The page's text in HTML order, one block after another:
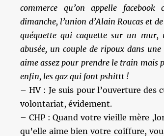
commerce qu’on appelle
dimanche, l’union d’Alain Roucas et
quéquette qui caquette sur un mur,
abusée, un couple de ripoux dans
aime assez pour prendre le train mais
enfin, les gaz qui font pshittt !
– HV : Je suis pour l’ouverture des
volontariat, évidement.
– CHP : Quand votre vieille mère
qu’elle aime bien votre coiffure,